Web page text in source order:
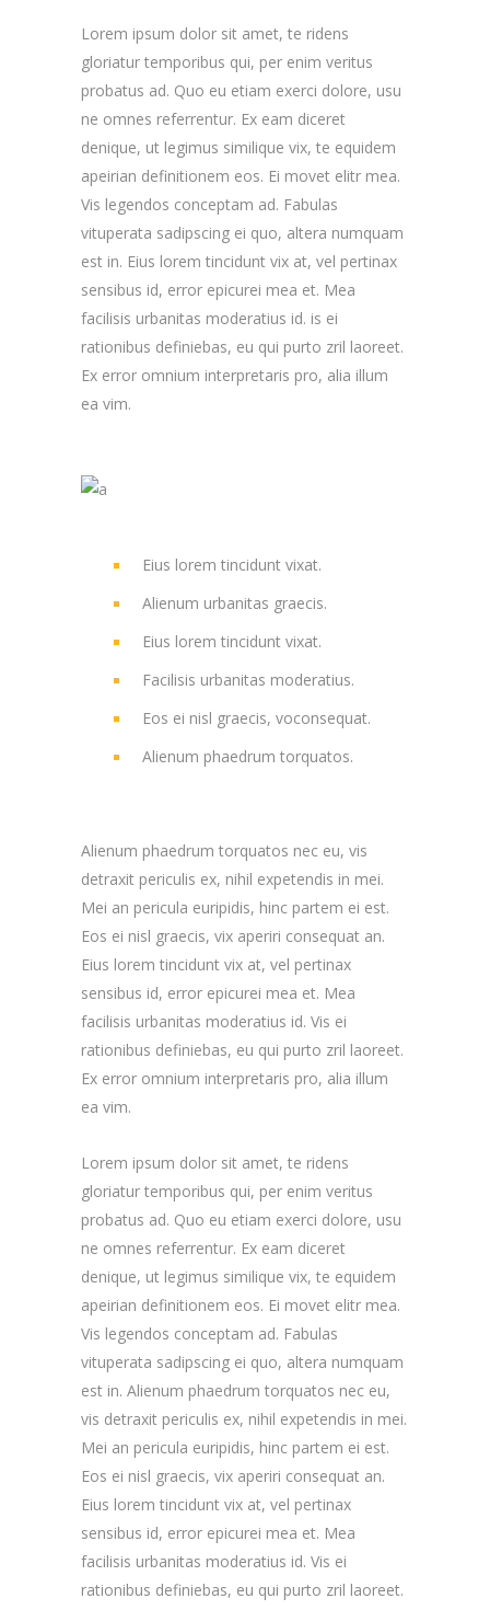
Lorem ipsum dolor sit amet, te ridens
gloriatur temporibus qui, per enim veritus
probatus ad. Quo eu etiam exerci dolore, usu
ne omnes referrentur. Ex eam diceret
denique, ut legimus similique vix, te equidem
apeirian definitionem eos. Ei movet elitr mea.
Vis legendos conceptam ad. Fabulas
vituperata sadipscing ei quo, altera numquam
est in. Eius lorem tincidunt vix at, vel pertinax
sensibus id, error epicurei mea et. Mea
facilisis urbanitas moderatius id. is ei
rationibus definiebas, eu qui purto zril laoreet.
Ex error omnium interpretaris pro, alia illum
ea vim.
Eius lorem tincidunt vixat.
Alienum urbanitas graecis.
Eius lorem tincidunt vixat.
Facilisis urbanitas moderatius.
Eos ei nisl graecis, voconsequat.
Alienum phaedrum torquatos.
Alienum phaedrum torquatos nec eu, vis
detraxit periculis ex, nihil expetendis in mei.
Mei an pericula euripidis, hinc partem ei est.
Eos ei nisl graecis, vix aperiri consequat an.
Eius lorem tincidunt vix at, vel pertinax
sensibus id, error epicurei mea et. Mea
facilisis urbanitas moderatius id. Vis ei
rationibus definiebas, eu qui purto zril laoreet.
Ex error omnium interpretaris pro, alia illum
ea vim.
Lorem ipsum dolor sit amet, te ridens
gloriatur temporibus qui, per enim veritus
probatus ad. Quo eu etiam exerci dolore, usu
ne omnes referrentur. Ex eam diceret
denique, ut legimus similique vix, te equidem
apeirian definitionem eos. Ei movet elitr mea.
Vis legendos conceptam ad. Fabulas
vituperata sadipscing ei quo, altera numquam
est in. Alienum phaedrum torquatos nec eu,
vis detraxit periculis ex, nihil expetendis in mei.
Mei an pericula euripidis, hinc partem ei est.
Eos ei nisl graecis, vix aperiri consequat an.
Eius lorem tincidunt vix at, vel pertinax
sensibus id, error epicurei mea et. Mea
facilisis urbanitas moderatius id. Vis ei
rationibus definiebas, eu qui purto zril laoreet.